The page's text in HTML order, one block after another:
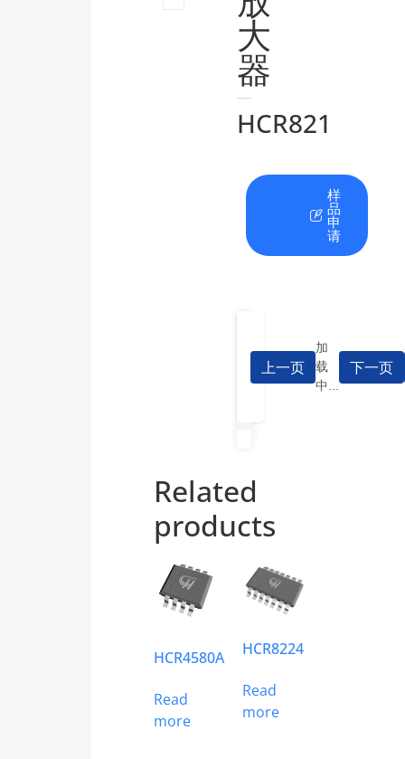
大
器
HCR821
料
下
样
品
申
请
上一页
加
载
中...
下一页
Related
products
HCR4580A
Read
more
HCR8224
Read
more